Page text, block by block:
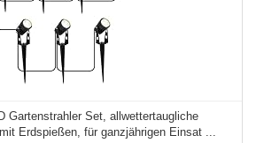
Gartenstrahler Set, allwettertaugliche
Erdspießen, für ganzjährigen Einsat ...